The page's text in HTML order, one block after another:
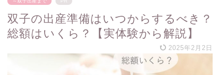
双子の出産準備はいつからするべき？
総額はいくら？【実体験から解説】
2025年2月2日